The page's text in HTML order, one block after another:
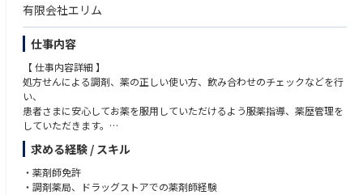
有限会社エリム
仕事内容
【 仕事内容詳細 】
処方せんによる調剤、薬の正しい使い方、飲み合わせのチェックなどを行
い、
患者さまに安心してお薬を服用していただけるよう服薬指導、薬歴管理を
していただきます。
また、必要な情報は医師への報告も行います。
加えて、かかりつけ薬剤師、在宅医療の対応や、一般用医薬品の販売、受
診勧奨など、セルフメディケーションのサポートも併せて行っていただき
ます。
求める経験 / スキル
・薬剤師免許
・調剤薬局、ドラッグストアでの薬剤師経験